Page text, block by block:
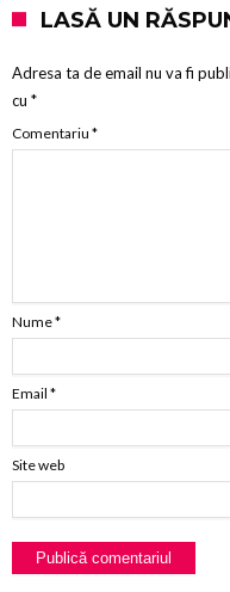
LASĂ UN
Adresa ta de email nu va fi
cu *
Comentariu *
Nume*
Email *
Site web